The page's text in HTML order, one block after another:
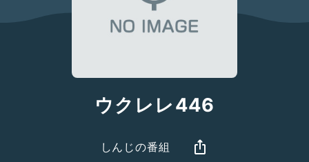
ウクレレ446
しんじの番組